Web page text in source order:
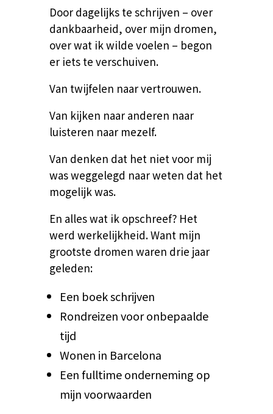
Door dagelijks te schrijven – over
dankbaarheid, over mijn dromen,
over wat ik wilde voelen – begon
er iets te verschuiven.
Van twijfelen naar vertrouwen.
Van kijken naar anderen naar
luisteren naar mezelf.
Van denken dat het niet voor mij
was weggelegd naar weten dat het
mogelijk was.
En alles wat ik opschreef? Het
werd werkelijkheid.Want mijn
grootste dromen waren drie jaar
geleden:
Een boek schrijven
Rondreizen voor onbepaalde
tijd
Wonen in Barcelona
Een fulltime onderneming op
mijn voorwaarden